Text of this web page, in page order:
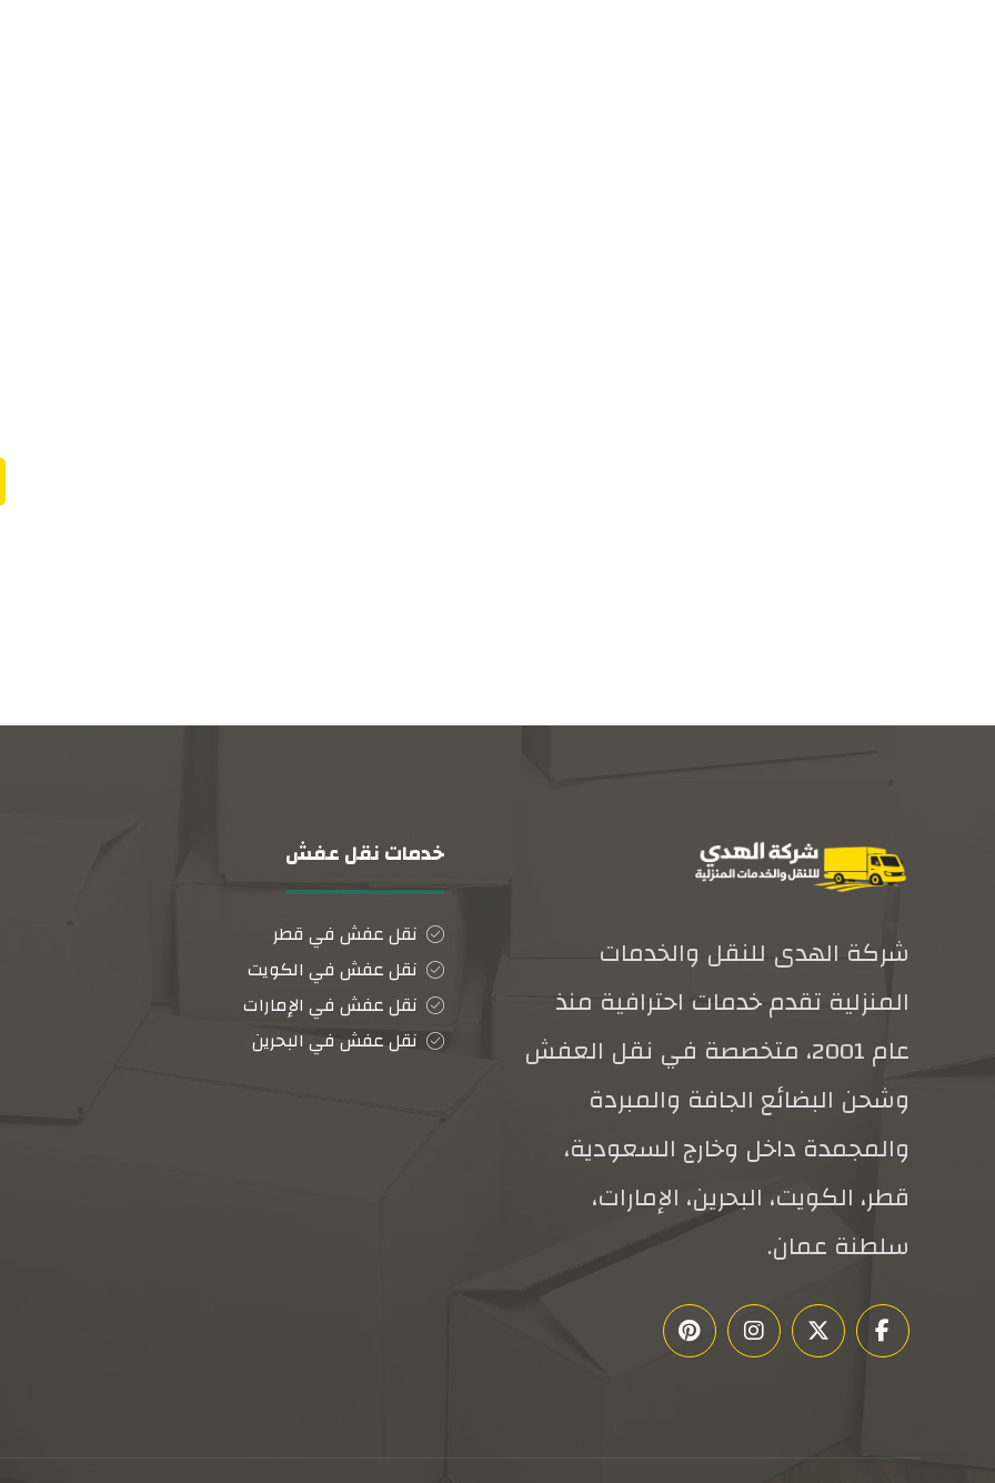
شركة الهدى للنقل والخدمات
المنزلية تقدم خدمات احترافية منذ
عام 2001، متخصصة في نقل العفش
وشحن البضائع الجافة والمبردة
والمجمدة داخل وخارج السعودية،
قطر، الكويت، البحرين، الإمارات،
سلطنة عمان.
خدمات نقل عفش
نقل عفش في قطر
نقل عفش في الكويت
نقل عفش في الإمارات
نقل عفش في البحرين